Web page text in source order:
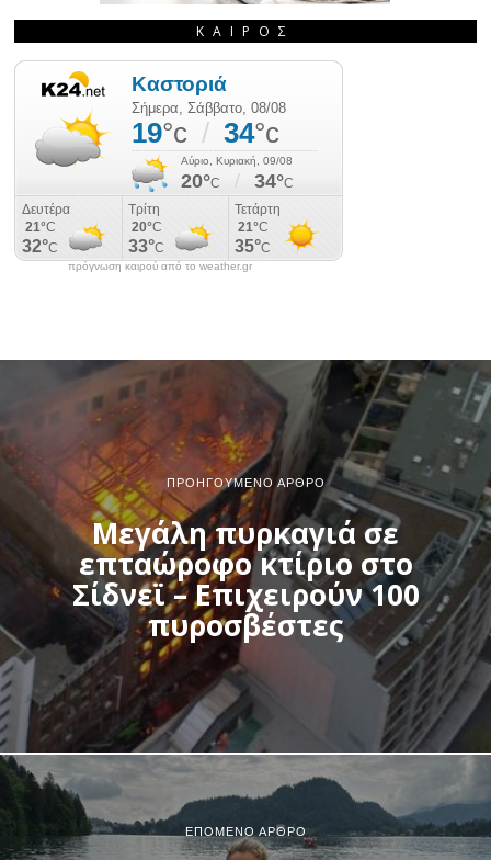
ΚΑΙΡΌΣ
πρόγνωση καιρού από το weather.gr
ΠΡΟΗΓΟΎΜΕΝΟ ΆΡΘΡΟ
Μεγάλη πυρκαγιά σε
επταώροφο κτίριο στο
Σίδνεϊ – Επιχειρούν 100
πυροσβέστες
ΕΠΌΜΕΝΟ ΆΡΘΡΟ